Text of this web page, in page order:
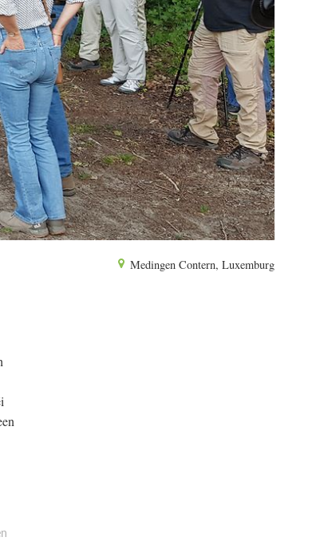
Medingen Contern, Luxemburg